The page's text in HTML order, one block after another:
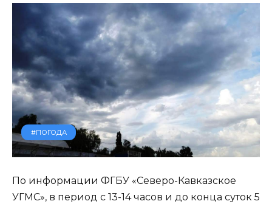
#ПОГОДА
По информации ФГБУ «Северо-Кавказское
УГМС», в период с 13-14 часов и до конца суток 5